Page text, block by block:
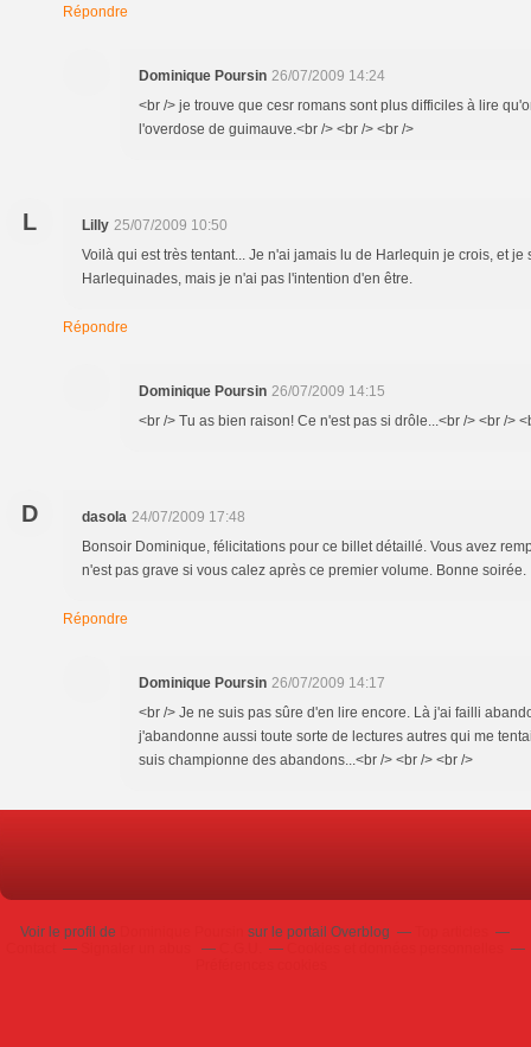
Répondre
Dominique Poursin 26/07/2009 14:24
<br /> je trouve que cesr romans sont plus difficiles à lire
l'overdose de guimauve.<br /> <br /> <br />
L Lilly 25/07/2009 10:50
Voilà qui est très tentant... Je n'ai jamais lu de Harlequin je crois, et je
Harlequinades, mais je n'ai pas l'intention d'en être.
Répondre
Dominique Poursin 26/07/2009 14:15
<br /> Tu as bien raison! Ce n'est pas si drôle...<br /> <br />
D dasola 24/07/2009 17:48
Bonsoir Dominique, félicitations pour ce billet détaillé. Vous avez
n'est pas grave si vous calez après ce premier volume. Bonne soirée.
Répondre
Dominique Poursin 26/07/2009 14:17
<br /> Je ne suis pas sûre d'en lire encore. Là j'ai failli
j'abandonne aussi toute sorte de lectures autres qui me
suis championne des abandons...<br /> <br /> <br />
Voir le profil de sur le portail Overblog